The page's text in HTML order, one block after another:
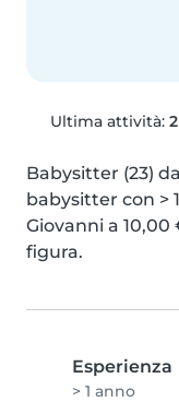
Ultima attività:
Babysitter (23)
babysitter con >
Giovanni a
figura.
Esperienza
> 1 anno